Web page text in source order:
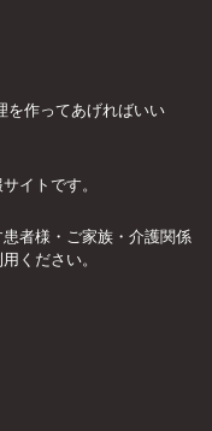
を作ってあげればいい
イトです。
者様・ご家族・介護関係
ください。